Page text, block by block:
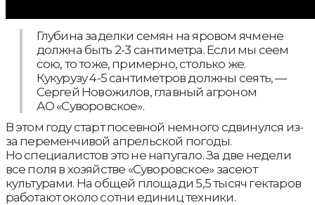
Глубина заделки семян на яровом ячмене
должна быть 2-3 сантиметра. Если мы сеем
сою, то тоже, примерно, столько же.
Кукурузу 4-5 сантиметров должны сеять, —
Сергей Новожилов, главный агроном
АО «Суворовское».
В этом году старт посевной немного сдвинулся из-
за переменчивой апрельской погоды.
Но специалистов это не напугало. За две недели
все поля в хозяйстве «Суворовское» засеют
культурами. На общей площади 5,5 тысяч гектаров
работают около сотни единиц техники.